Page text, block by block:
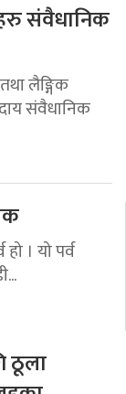
संवैधानिक
लैङ्गिक
संवैधानिक
। यो पर्व
ठूला